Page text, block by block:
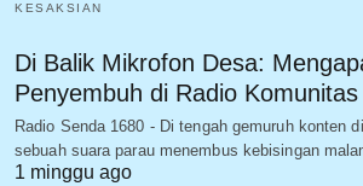
KESAKSIAN
Di Balik Mikrofon Desa:
Penyembuh di Radio Komunitas
Radio Senda 1680 - Di tengah gemuruh konten
sebuah suara parau menembus kebisingan
1 minggu ago